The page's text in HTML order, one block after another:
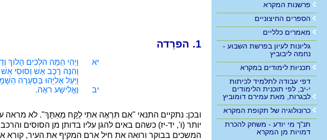
פרשנות המקרא
הספרים החיצוניים
מאמרים כלליים
גליונות לעיון בפרשת השבוע -
נחמה ליבוביץ
תכניות לימודים במקרא
דפי עבודה לתלמיד לכיתות
י-יב, לפי תוכנית הלימודים
לבגרות, מאת עמירם דומוביץ
כרונולוגיה של תקופת המקרא
תנ"ך מי יודע - משחק להכרת
דמויות מן המקרא
1. הפרֵדה
יא
יב
וַיְהִי הֵמָּה הלְכִים הָלוךְ
וְהִנֵּה רֶכֶב אֵשׁ וְסוּסֵי אֵשׁ
וַיַּעַל אֵלִיָּהוּ בַּסְעָרָה
וֶאֱלִישָׁע ראֶה.
ובכן: נתקיים התנאי "אִם תִּרְאֶה אתִי לֻקָּח מֵאִתָּךְ". לא מראה
יותר (ו', יד-יז) כשהם באים להגן עליו בדותן מן הסוסים
המשכים בבוקר ורואה את חיל ארם המקיף את העיר, קורא